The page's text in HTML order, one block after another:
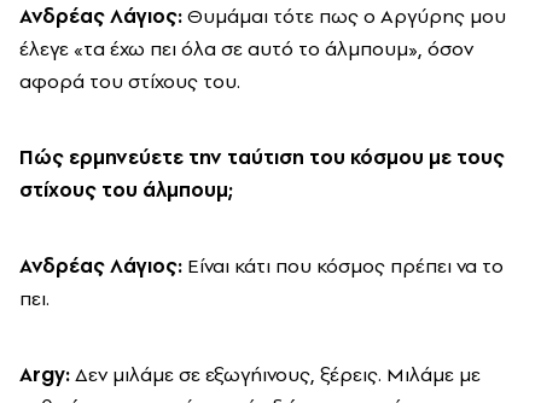
Ανδρέας Λάγιος:Θυμάμαι τότε πως ο Αργύρης μου
έλεγε «τα έχω πει όλα σε αυτό το άλμπουμ», όσον
αφορά του στίχους του.
Πώς ερμηνεύετε την ταύτιση του κόσμου με τους
στίχους του άλμπουμ;
Ανδρέας Λάγιος: Είναι κάτι που κόσμος πρέπει να το
πει.
Argy:Δεν μιλάμε σε εξωγήινους, ξέρεις. Μιλάμε με